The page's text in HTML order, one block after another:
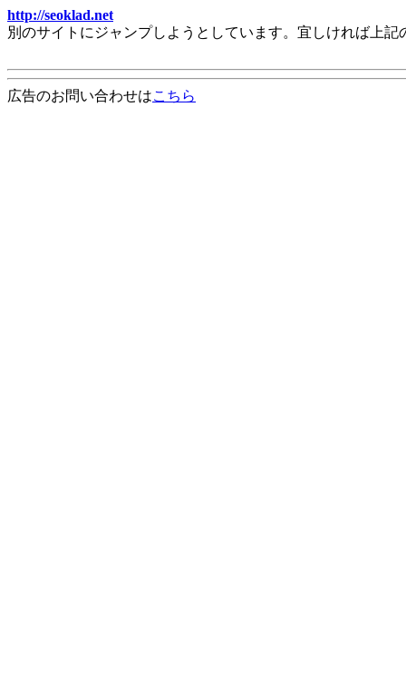
http://seoklad.net
別のサイトにジャンプしようとしています。宜しければ上
広告のお問い合わせはこちら